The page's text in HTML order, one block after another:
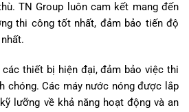
TN Group luôn cam kết mang đến
thi công tốt nhất, đảm bảo tiến độ
thiết bị hiện đại, đảm bảo việc thi
chóng. Các máy nước nóng được lắp
lưỡng về khả năng hoạt động và an